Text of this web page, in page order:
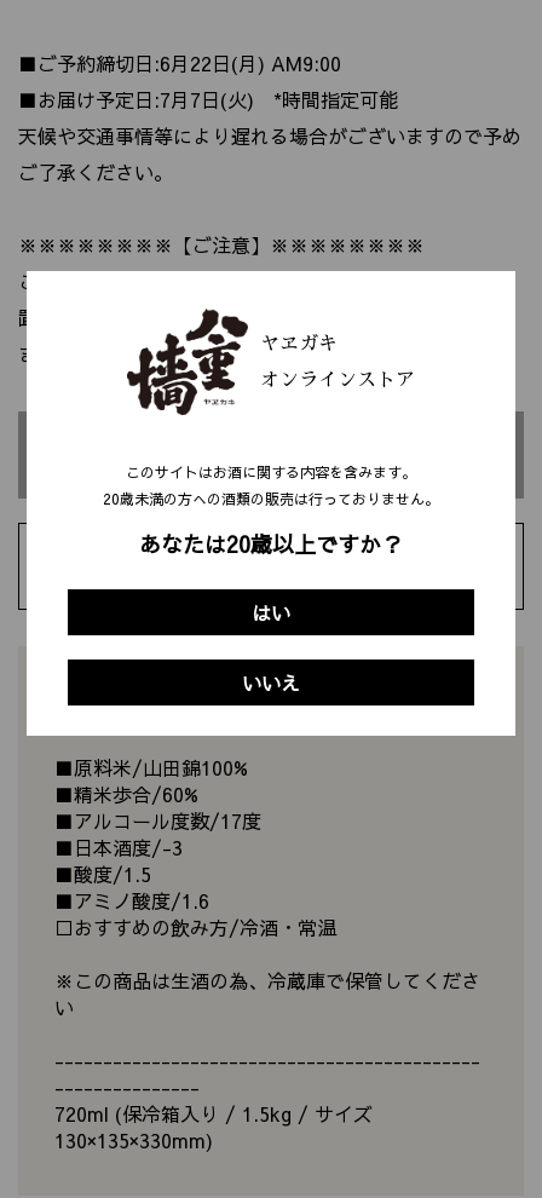
■ご予約締切日:6月22日(月) AM9:00
■お届け予定日:7月7日(火) *時間指定可能
天候や交通事情等により遅れる場合がございますので予め
ご了承ください。
※※※※※※※※【ご注意】※※※※※※※※
この商品は生酒のためクール便にてお届けいたします。
置き配、宅配BOX不可となります。
また、本商品は他の商品との同時購入は出来ません。
テイスティングノート
■原料米/山田錦100%
■精米歩合/60%
■アルコール度数/17度
■日本酒度/-3
■酸度/1.5
■アミノ酸度/1.6
□おすすめの飲み方/冷酒・常温
※この商品は生酒の為、冷蔵庫で保管してくださ
い
--------------------------------------------
---------------
720ml (保冷箱入り / 1.5kg / サイズ
130×135×330mm)
ヤヱガキ
オンラインストア
このサイトはお酒に関する内容を含みます。
20歳未満の⽅への酒類の販売は⾏っておりません。
あなたは20歳以上ですか？
はい
いいえ